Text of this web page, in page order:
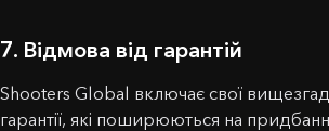
7. Відмова від гарантій
Shooters Global включає свої
гарантії, які поширюються на